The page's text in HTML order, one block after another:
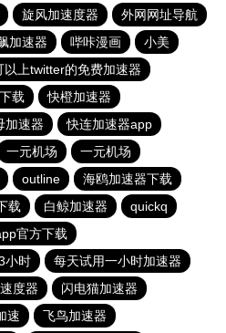
旋风加速度器
外网网址导航
加速器 哔咔漫画
小美
以上twitter的免费加速器
载
快橙加速器
加速器
快连加速器app
一元机场
一元机场
outline
海鸥加速器下载
载 白鲸加速器
quickq
官方下载
小时
每天试用一小时加速器
度器
闪电猫加速器
速
飞鸟加速器